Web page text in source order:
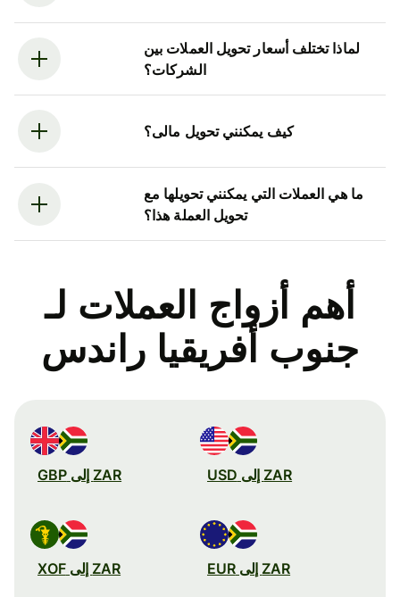
لماذا تختلف أسعار تحويل العملات بين
الشركات؟
كيف يمكنني تحويل مالى؟
ما هي العملات التي يمكنني تحويلها مع
تحويل العملة هذا؟
أهم أزواج العملات لـ
جنوب أفريقيا راندس
ZAR إلى USD ZAR إلى GBP
ZAR إلى EUR ZAR إلى XOF